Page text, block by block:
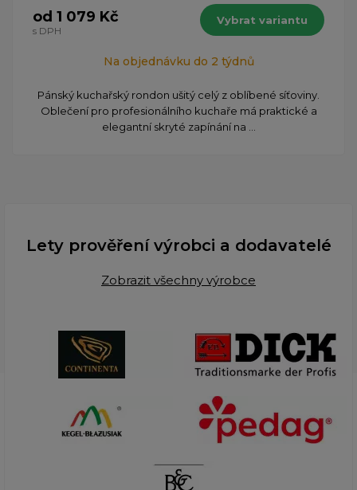
od 1 079 Kč
s DPH
Vybrat variantu
Na objednávku do 2 týdnů
Pánský kuchařský rondon ušitý celý z oblíbené síťoviny.
Oblečení pro profesionálního kuchaře má praktické a
elegantní skryté zapínání na ...
Lety prověření výrobci a dodavatelé
Zobrazit všechny výrobce